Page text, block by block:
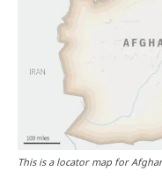
This is a locator map for